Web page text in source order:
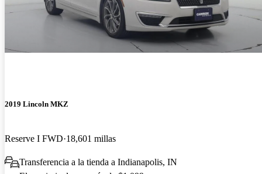
2019 Lincoln MKZ
Reserve I FWD 18,601 millas
Transferencia a la tienda a Indianapolis, IN